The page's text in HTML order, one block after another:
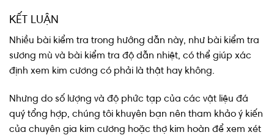
KẾT LUẬN
Nhiều bài kiểm tra trong hướng dẫn này, như bài kiểm tra
sương mù và bài kiểm tra độ dẫn nhiệt, có thể giúp xác
định xem kim cương có phải là thật hay không.
Nhưng do số lượng và độ phức tạp của các vật liệu đá
quý tổng hợp, chúng tôi khuyên bạn nên tham khảo ý kiến
​​của chuyên gia kim cương hoặc thợ kim hoàn để xem xét